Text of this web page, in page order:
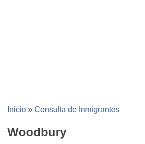
Inicio » Consulta de Inmigrantes
Woodbury